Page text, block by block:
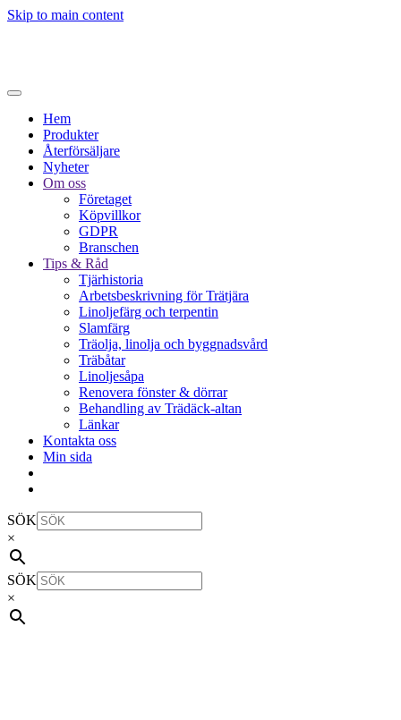
Skip to main content
Hem
Produkter
Återförsäljare
Nyheter
Om oss
Företaget
Köpvillkor
GDPR
Branschen
Tips & Råd
Tjärhistoria
Arbetsbeskrivning för Trätjära
Linoljefärg och terpentin
Slamfärg
Träolja, linolja och byggnadsvård
Träbåtar
Linoljesåpa
Renovera fönster & dörrar
Behandling av Trädäck-altan
Länkar
Kontakta oss
Min sida
SÖK
×
SÖK
×